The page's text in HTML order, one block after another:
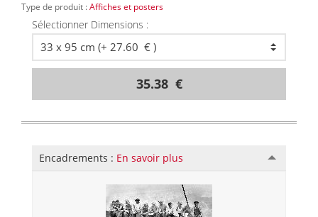
Type de produit :Affiches et posters
Sélectionner Dimensions :
35.38 €
Encadrements : En savoir plus